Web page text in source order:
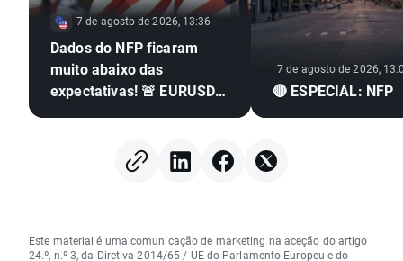
7 de agosto de 2026, 13:36
Dados do NFP ficaram
muito abaixo das
expectativas! 🚨 EURUSD
7 de agosto de 2026,
🔴 ESPECIAL: NFP
Este material é uma comunicação de marketing na aceção do artigo
24.º, n.º 3, da Diretiva 2014/65 / UE do Parlamento Europeu e do